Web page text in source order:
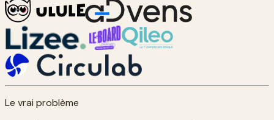
Le vrai problème